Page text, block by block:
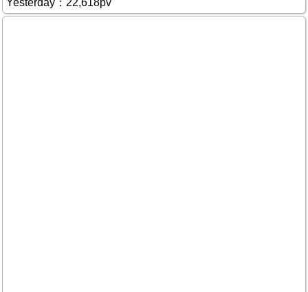
Yesterday：22,618pv